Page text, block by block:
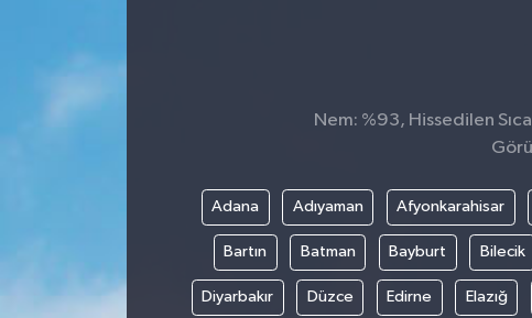
Nem: %93, Hissedilen
Adana Adıyaman Afyonkarahisar
Bartın Batman Bayburt Bilecik
Diyarbakır Düzce Edirne Elazığ
PROJELER İNGİLİZCE
YEREL MEDYA RAPORU